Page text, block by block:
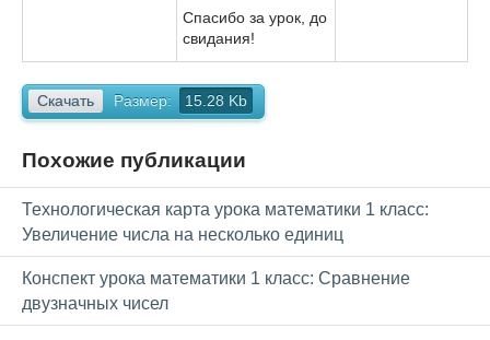
Спасибо за урок, до
свидания!
Скачать Размер: 15.28 Kb
Похожие публикации
Технологическая карта урока математики 1 класс:
Увеличение числа на несколько единиц
Конспект урока математики 1 класс: Сравнение
двузначных чисел